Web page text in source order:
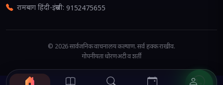
रामबाग हिंदी-इंग्रजी: 9152475655
© 2026सार्वजनिक वाचनालय कल्याण. सर्व हक्क राखीव.
गोपनीयता धोरणअटी व शर्ती